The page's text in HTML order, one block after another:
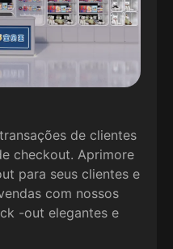
de clientes
checkout. Aprimore
para seus clientes e
com nossos
-out elegantes e